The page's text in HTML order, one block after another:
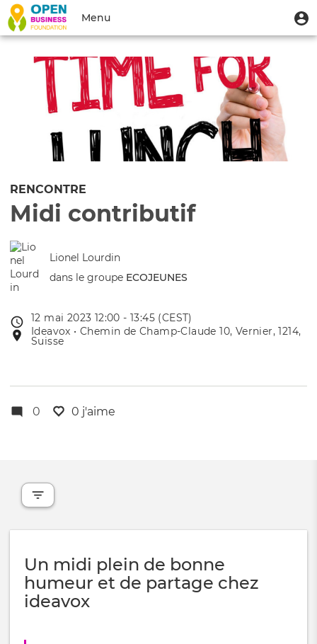
contenu
Menu
du
compte
l'utilisateur
Menu
Toggle
navigation
RENCONTRE
Midi contributif
Lionel Lourdin
dans le groupe ECOJEUNES
Date
de
l'évênement
12 mai 2023 12:00 - 13:45 (CEST)
Lieu
de
Ideavox • Chemin de Champ-Claude 10, Vernier, 1214,
Suisse
0 0 j'aime
Un midi plein de bonne
humeur et de partage chez
ideavox